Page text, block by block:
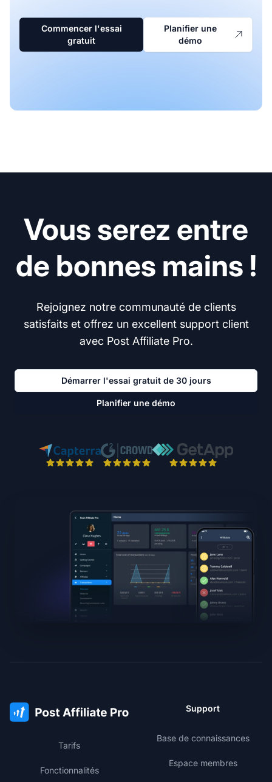
Commencer l'essai
gratuit
Planifier une
démo
Vous serez entre
de bonnes mains !
Rejoignez notre communauté de clients
satisfaits et offrez un excellent support client
avec Post Affiliate Pro.
Démarrer l'essai gratuit de 30 jours
Planifier une démo
Tarifs
Fonctionnalités
Support
Base de connaissances
Espace membres